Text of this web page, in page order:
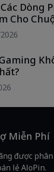
Dòng
Cho
Miễn Phí
được phân
lẻ AloPin.